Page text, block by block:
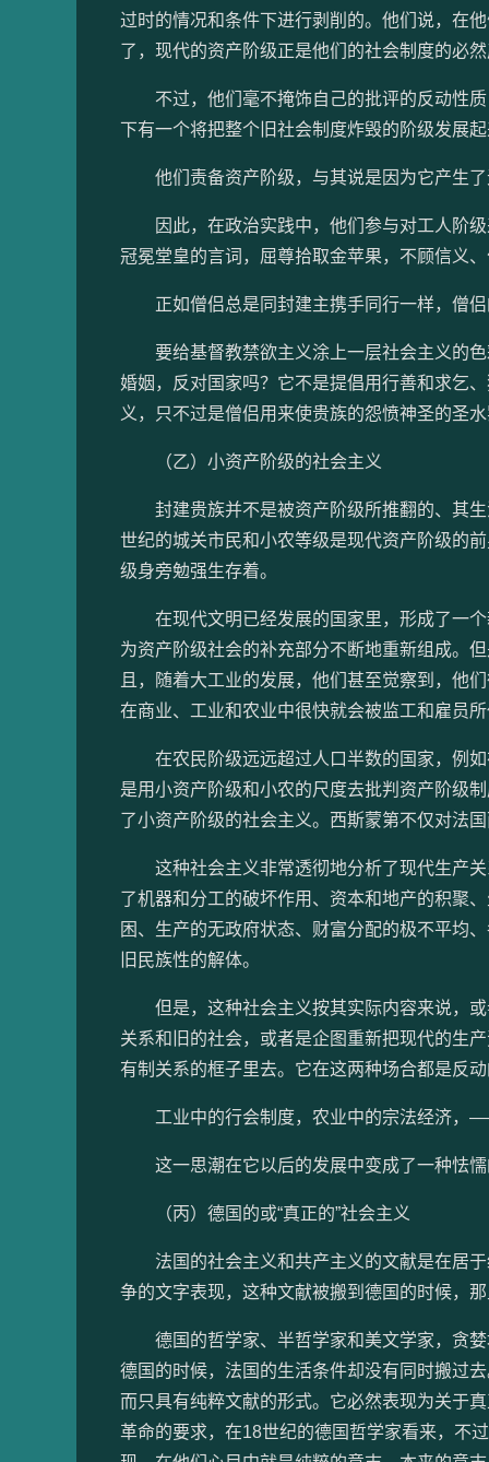
过时的情况和条件下进行剥削的。他们说，在
了，现代的资产阶级正是他们的社会制度的必
不过，他们毫不掩饰自己的批评的反动性质
下有一个将把整个旧社会制度炸毁的阶级发展
他们责备资产阶级，与其说是因为它产生了
因此，在政治实践中，他们参与对工人阶级
冠冕堂皇的言词，屈尊拾取金苹果，不顾信义
正如僧侣总是同封建主携手同行一样，僧侣
要给基督教禁欲主义涂上一层社会主义的色
婚姻，反对国家吗？它不是提倡用行善和求乞
义，只不过是僧侣用来使贵族的怨愤神圣的圣
（乙）小资产阶级的社会主义
封建贵族并不是被资产阶级所推翻的、其生
世纪的城关市民和小农等级是现代资产阶级的
级身旁勉强生存着。
在现代文明已经发展的国家里，形成了一个
为资产阶级社会的补充部分不断地重新组成。
且，随着大工业的发展，他们甚至觉察到，他
在商业、工业和农业中很快就会被监工和雇员
在农民阶级远远超过人口半数的国家，例如
是用小资产阶级和小农的尺度去批判资产阶级
了小资产阶级的社会主义。西斯蒙第不仅对法
这种社会主义非常透彻地分析了现代生产关
了机器和分工的破坏作用、资本和地产的积聚
困、生产的无政府状态、财富分配的极不平均
旧民族性的解体。
但是，这种社会主义按其实际内容来说，或
关系和旧的社会，或者是企图重新把现代的生
有制关系的框子里去。它在这两种场合都是反
工业中的行会制度，农业中的宗法经济，
这一思潮在它以后的发展中变成了一种怯懦
（丙）德国的或“真正的”社会主义
法国的社会主义和共产主义的文献是在居于
争的文字表现，这种文献被搬到德国的时候，
德国的哲学家、半哲学家和美文学家，贪婪
德国的时候，法国的生活条件却没有同时搬过
而只具有纯粹文献的形式。它必然表现为关于
革命的要求，在18世纪的德国哲学家看来，不